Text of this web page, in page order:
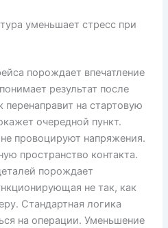
уменьшает стресс при
порождает впечатление
результат после
на стартовую
очередной пункт.
провоцируют напряжения.
пространство контакта.
порождает
не так, как
Стандартная логика
на операции. Уменьшение